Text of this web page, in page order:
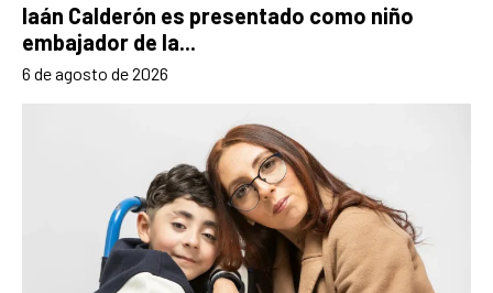
Iaán Calderón es presentado como niño
embajador de la...
6 de agosto de 2026